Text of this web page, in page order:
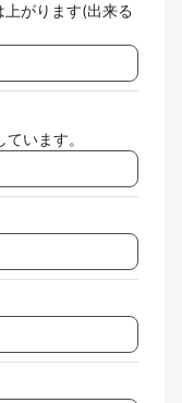
がります(出来る
います。